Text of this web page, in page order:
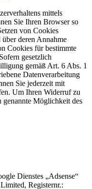
mittels
Sie Ihren Browser so
von Cookies
deren Annahme
Cookies für bestimmte
gesetzlich
gemäß Art. 6 Abs. 1
Datenverarbeitung
Sie jederzeit mit
Um Ihren Widerruf zu
genannte Möglichkeit des
Dienstes „Adsense“
Registernr.: